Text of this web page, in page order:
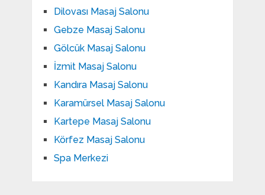
Dilovası Masaj Salonu
Gebze Masaj Salonu
Gölcük Masaj Salonu
İzmit Masaj Salonu
Kandıra Masaj Salonu
Karamürsel Masaj Salonu
Kartepe Masaj Salonu
Körfez Masaj Salonu
Spa Merkezi